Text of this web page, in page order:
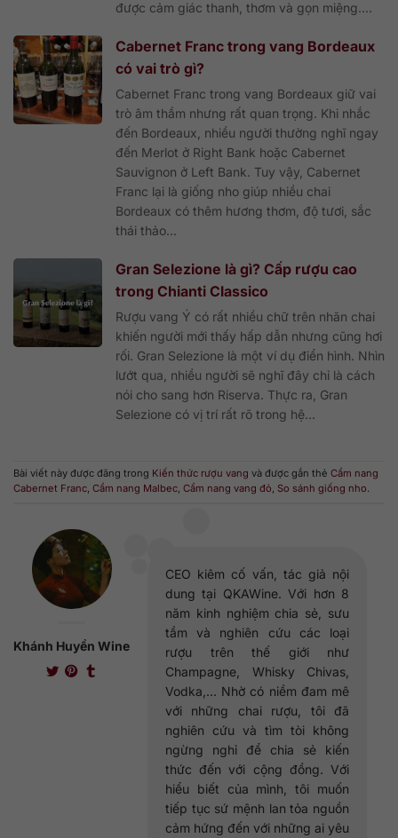
được cảm giác thanh, thơm và gọn miệng....
Cabernet Franc trong vang Bordeaux
có vai trò gì?
Cabernet Franc trong vang Bordeaux giữ vai
trò âm thầm nhưng rất quan trọng. Khi nhắc
đến Bordeaux, nhiều người thường nghĩ ngay
đến Merlot ở Right Bank hoặc Cabernet
Sauvignon ở Left Bank. Tuy vậy, Cabernet
Franc lại là giống nho giúp nhiều chai
Bordeaux có thêm hương thơm, độ tươi, sắc
thái thảo...
Gran Selezione là gì? Cấp rượu cao
trong Chianti Classico
Rượu vang Ý có rất nhiều chữ trên nhãn chai
khiến người mới thấy hấp dẫn nhưng cũng hơi
rối. Gran Selezione là một ví dụ điển hình. Nhìn
lướt qua, nhiều người sẽ nghĩ đây chỉ là cách
nói cho sang hơn Riserva. Thực ra, Gran
Selezione có vị trí rất rõ trong hệ...
Bài viết này được đăng trong Kiến thức rượu vang và được gắn thẻ Cẩm nang
Cabernet Franc, Cẩm nang Malbec, Cẩm nang vang đỏ, So sánh giống nho.
Khánh Huyền Wine
CEO kiêm cố vấn, tác giả nội
dung tại QKAWine. Với hơn 8
năm kinh nghiệm chia sẻ, sưu
tầm và nghiên cứu các loại
rượu trên thế giới như
Champagne, Whisky Chivas,
Vodka,... Nhờ có niềm đam mê
với những chai rượu, tôi đã
nghiên cứu và tìm tòi không
ngừng nghỉ để chia sẻ kiến
thức đến với cộng đồng. Với
hiểu biết của mình, tôi muốn
tiếp tục sứ mệnh lan tỏa nguồn
cảm hứng đến với những ai yêu